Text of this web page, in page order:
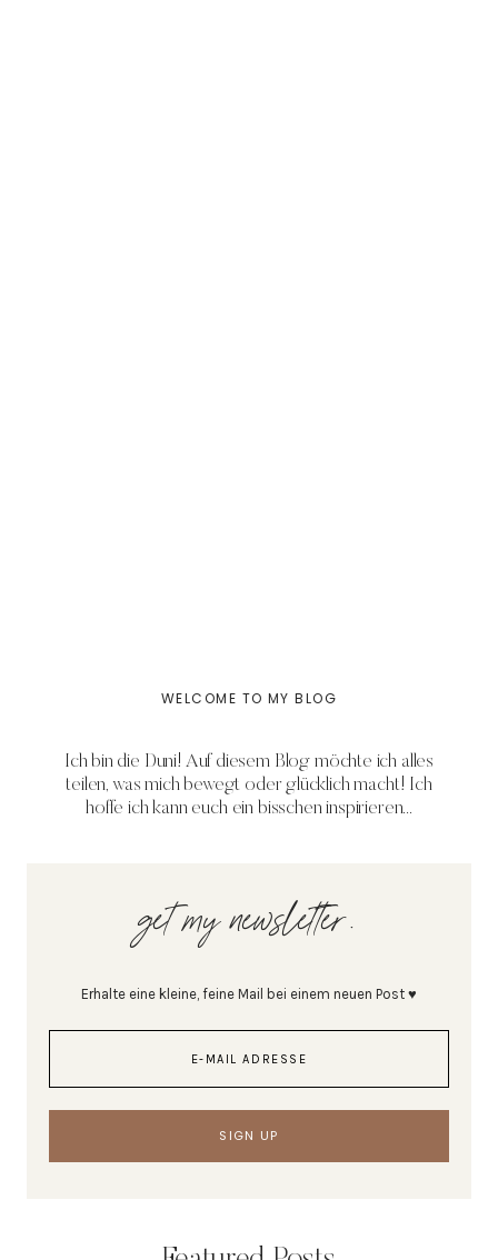
WELCOME TO MY BLOG
Ich bin die Duni! Auf diesem Blog möchte ich alles
teilen, was mich bewegt oder glücklich macht! Ich
hoffe ich kann euch ein bisschen inspirieren...
get my newsletter.
Erhalte eine kleine, feine Mail bei einem neuen Post ♥